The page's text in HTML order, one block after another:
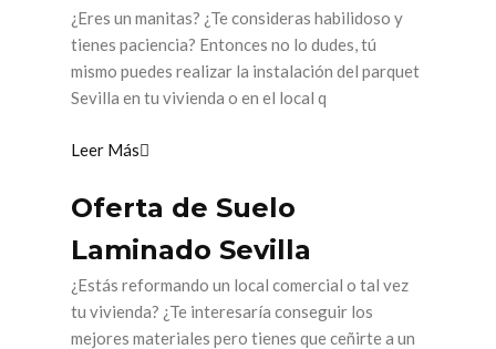
¿Eres un manitas? ¿Te consideras habilidoso y
tienes paciencia? Entonces no lo dudes, tú
mismo puedes realizar la instalación del parquet
Sevilla en tu vivienda o en el local q
Leer Más
Oferta de Suelo
Laminado Sevilla
¿Estás reformando un local comercial o tal vez
tu vivienda? ¿Te interesaría conseguir los
mejores materiales pero tienes que ceñirte a un